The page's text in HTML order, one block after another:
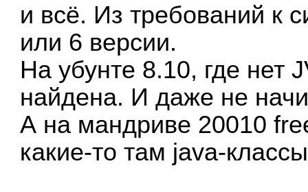
и всё. Из требований к
или 6 версии.
На убунте 8.10, где нет
найдена. И даже не
А на мандриве 20010
какие-то там java-